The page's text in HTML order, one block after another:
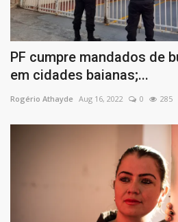
PF cumpre mandados de
em cidades baianas;...
Rogério Athayde Aug 16, 2022 0 285